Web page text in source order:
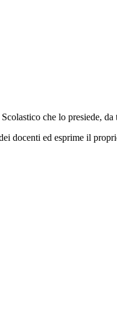
che lo presiede,
docenti ed esprime il